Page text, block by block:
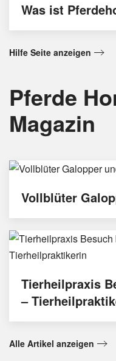
Was ist
Hilfe Seite anzeigen
Pferde
Magazin
Vollblüter
Tierheilpraxis
–
Alle Artikel anzeigen